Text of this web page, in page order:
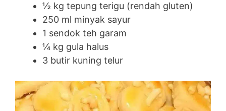
½ kg tepung terigu (rendah gluten)
250 ml minyak sayur
1 sendok teh garam
¼ kg gula halus
3 butir kuning telur